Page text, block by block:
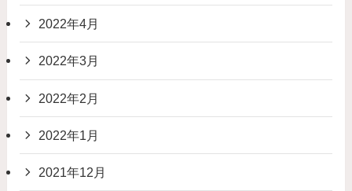
2022年4月
2022年3月
2022年2月
2022年1月
2021年12月